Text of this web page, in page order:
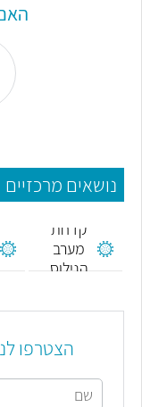
נושאים מרכזיים
קדחת
מערב
הנילוס
הצטרפו